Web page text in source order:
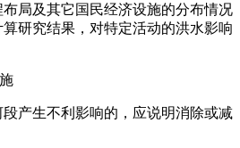
局及其它国民经济设施的分布情况
研究结果，对特定活动的洪水影响
产生不利影响的，应说明消除或减